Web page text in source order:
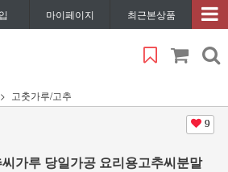
마이페이지 최근본상품
고춧가루/고추
9
가루 당일가공 요리용고추씨분말